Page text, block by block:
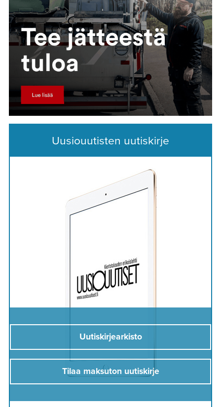
Uusiouutisten uutiskirje
Uutiskirjearkisto
Tilaa maksuton uutiskirje